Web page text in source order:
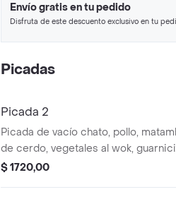
Envío gratis en tu pedido
Disfruta de este descuento exclusivo en tu
Picadas
Picada 2
Picada de vacío chato, pollo,
de cerdo, vegetales al wok,
elección.
$ 1720,00